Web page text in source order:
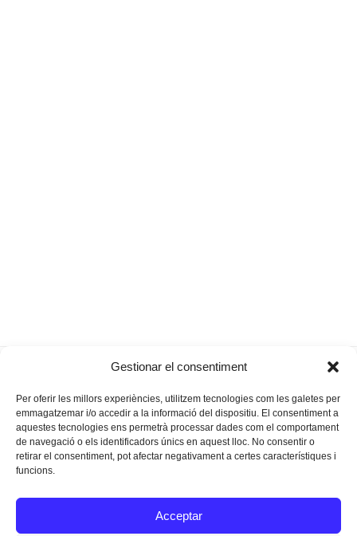
Gestionar el consentiment
Per oferir les millors experiències, utilitzem tecnologies com les galetes per
emmagatzemar i/o accedir a la informació del dispositiu. El consentiment a
aquestes tecnologies ens permetrà processar dades com el comportament
de navegació o els identificadors únics en aquest lloc. No consentir o
retirar el consentiment, pot afectar negativament a certes característiques i
funcions.
Acceptar
next
Sol i la Lluna de Portocristo
Instagram
Facebook
Twitter
Texts Legals